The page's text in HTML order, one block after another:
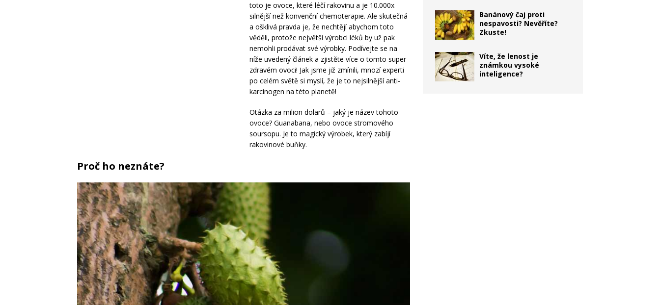
toto je ovoce, které léčí rakovinu a je 10.000x
silnější než konvenční chemoterapie. Ale skutečná
a ošklivá pravda je, že nechtějí abychom toto
věděli, protože největší výrobci léků by už pak
nemohli prodávat své výrobky. Podívejte se na
níže uvedený článek a zjistěte více o tomto super
zdravém ovoci! Jak jsme již zmínili, mnozí experti
po celém světě si myslí, že je to nejsilnější anti-
karcinogen na této planetě!
Otázka za milion dolarů – jaký je název tohoto
ovoce? Guanabana, nebo ovoce stromového
soursopu. Je to magický výrobek, který zabíjí
rakovinové buňky.
Proč ho neznáte?
Banánový čaj proti
nespavosti? Nevěříte?
Zkuste!
Víte, že lenost je
známkou vysoké
inteligence?